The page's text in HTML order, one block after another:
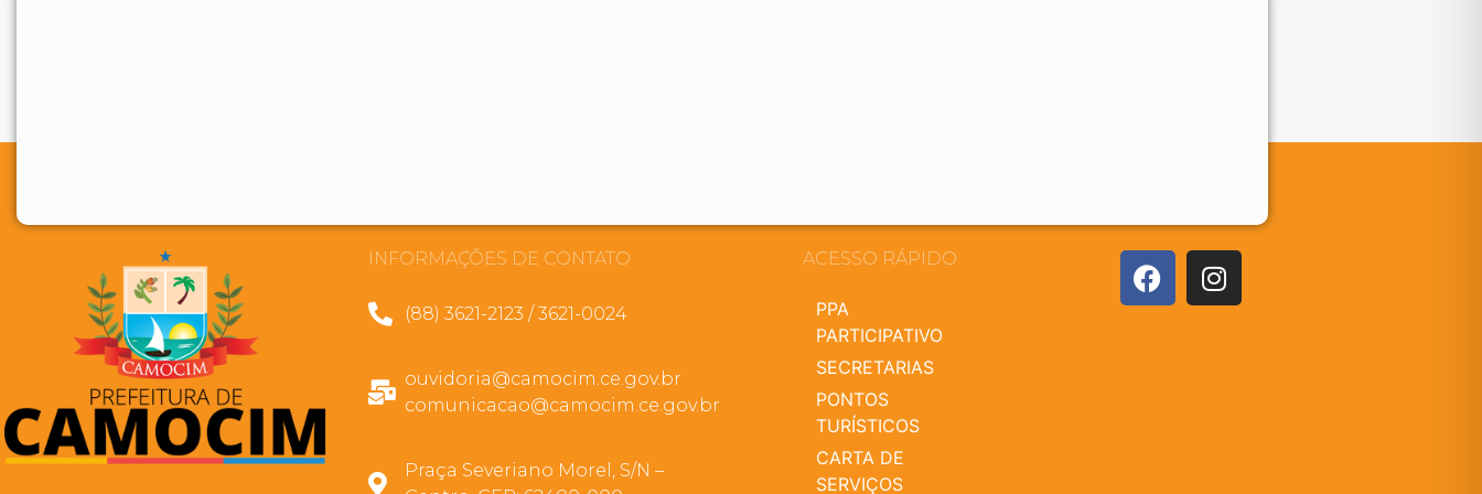
INFORMAÇÕES DE CONTATO
(88) 3621-2123 / 3621-0024
ouvidoria@camocim.ce.gov.br
comunicacao@camocim.ce.gov.br
Praça Severiano Morel, S/N –
ACESSO RÁPIDO
PPA
PARTICIPATIVO
SECRETARIAS
PONTOS
TURÍSTICOS
CARTA DE
SERVIÇOS